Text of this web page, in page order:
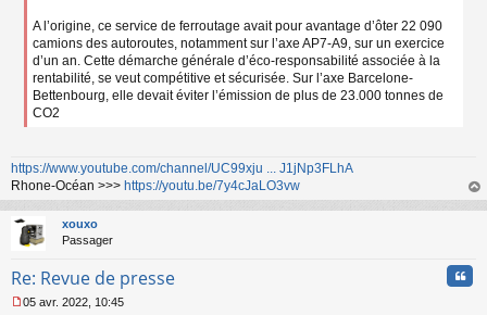
A l’origine, ce service de ferroutage avait pour avantage d’ôter 22 090
camions des autoroutes, notamment sur l’axe AP7-A9, sur un exercice
d’un an. Cette démarche générale d’éco-responsabilité associée à la
rentabilité, se veut compétitive et sécurisée. Sur l’axe Barcelone-
Bettenbourg, elle devait éviter l’émission de plus de 23.000 tonnes de
CO2
https://www.youtube.com/channel/UC99xju ... J1jNp3FLhA
Rhone-Océan >>> https://youtu.be/7y4cJaLO3vw
au
xouxo
Passager
Re: Revue de presse
05 avr. 2022, 10:45